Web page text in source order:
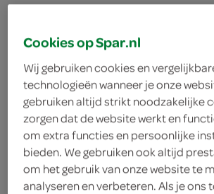
gevulde
met
spijs
ingrediënten
Cookies op Spar.nl
Wij gebruiken cookies en
technologieën wanneer je onze
gebruiken altijd strikt noodzakelijke
zorgen dat de website werkt en
om extra functies en persoonlijke
bieden. We gebruiken ook altijd
om het gebruik van onze website te
analyseren en verbeteren. Als je ons